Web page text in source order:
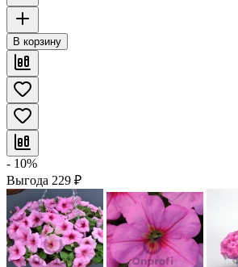
В корзину
- 10%
Выгода 229 ₽